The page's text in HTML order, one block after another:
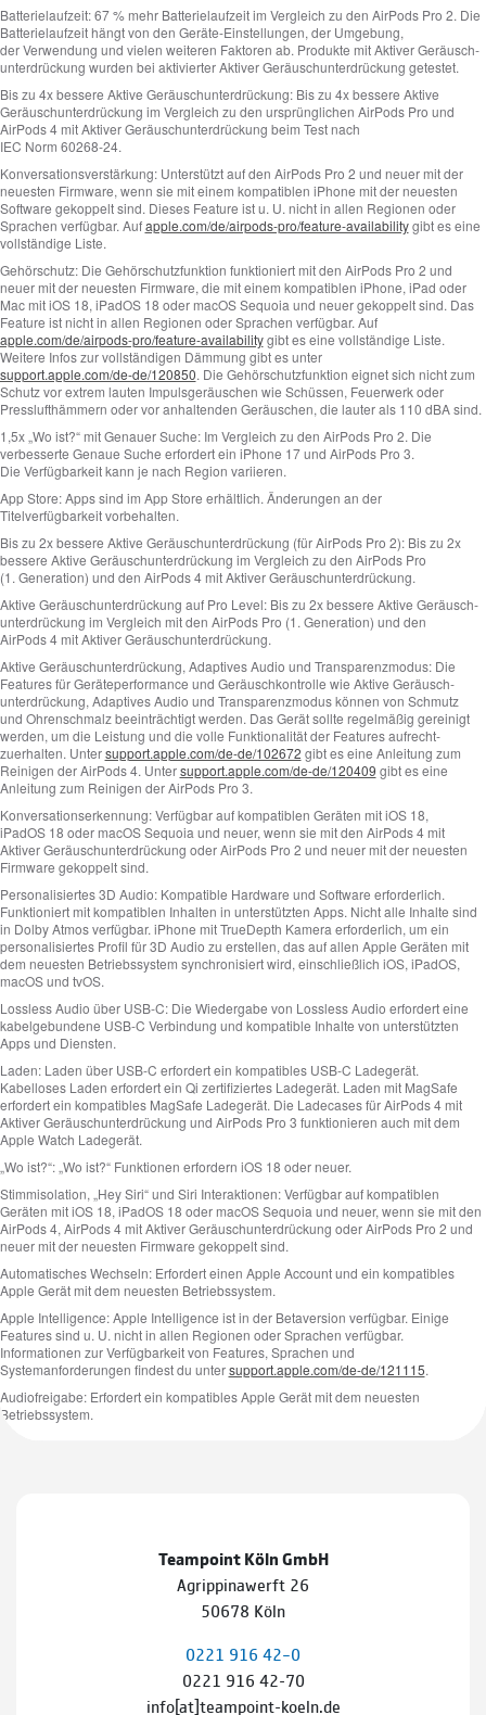
Teampoint Köln GmbH
Agrippinawerft 26
50678 Köln
0221 916 42–0
0221 916 42-70
info[at]teampoint-koeln.de